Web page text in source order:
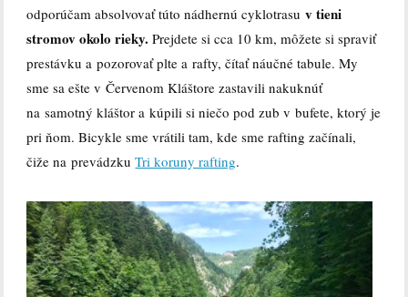
odporúčam absolvovať túto nádhernú cyklotrasu v tieni
stromov okolo rieky. Prejdete si cca 10 km, môžete si spraviť
prestávku a pozorovať plte a rafty, čítať náučné tabule. My
sme sa ešte v Červenom Kláštore zastavili nakuknúť
na samotný kláštor a kúpili si niečo pod zub v bufete, ktorý je
pri ňom. Bicykle sme vrátili tam, kde sme rafting začínali,
čiže na prevádzkuTri koruny rafting.